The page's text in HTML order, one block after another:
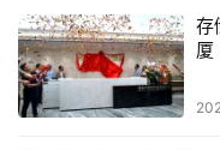
盘古
存
厦